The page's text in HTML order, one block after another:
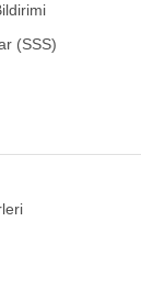
(SSS)